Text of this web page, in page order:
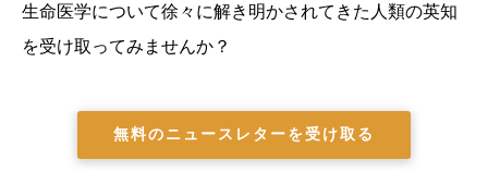
生命医学について徐々に解き明かされてきた人類の英知
を受け取ってみませんか？
無料のニュースレターを受け取る